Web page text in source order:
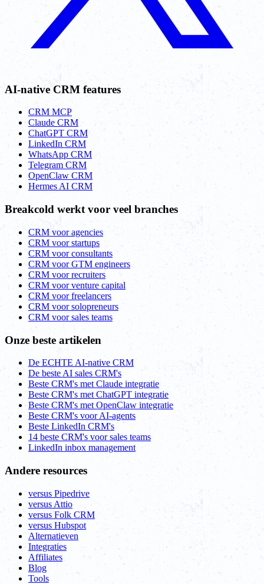
AI-native CRM features
CRM MCP
Claude CRM
ChatGPT CRM
LinkedIn CRM
WhatsApp CRM
Telegram CRM
OpenClaw CRM
Hermes AI CRM
Breakcold werkt voor veel branches
CRM voor agencies
CRM voor startups
CRM voor consultants
CRM voor GTM engineers
CRM voor recruiters
CRM voor venture capital
CRM voor freelancers
CRM voor solopreneurs
CRM voor sales teams
Onze beste artikelen
De ECHTE AI-native CRM
De beste AI sales CRM's
Beste CRM's met Claude integratie
Beste CRM's met ChatGPT integratie
Beste CRM's met OpenClaw integratie
Beste CRM's voor AI-agents
Beste LinkedIn CRM's
14 beste CRM's voor sales teams
LinkedIn inbox management
Andere resources
versus Pipedrive
versus Attio
versus Folk CRM
versus Hubspot
Alternatieven
Integraties
Affiliates
Blog
Tools